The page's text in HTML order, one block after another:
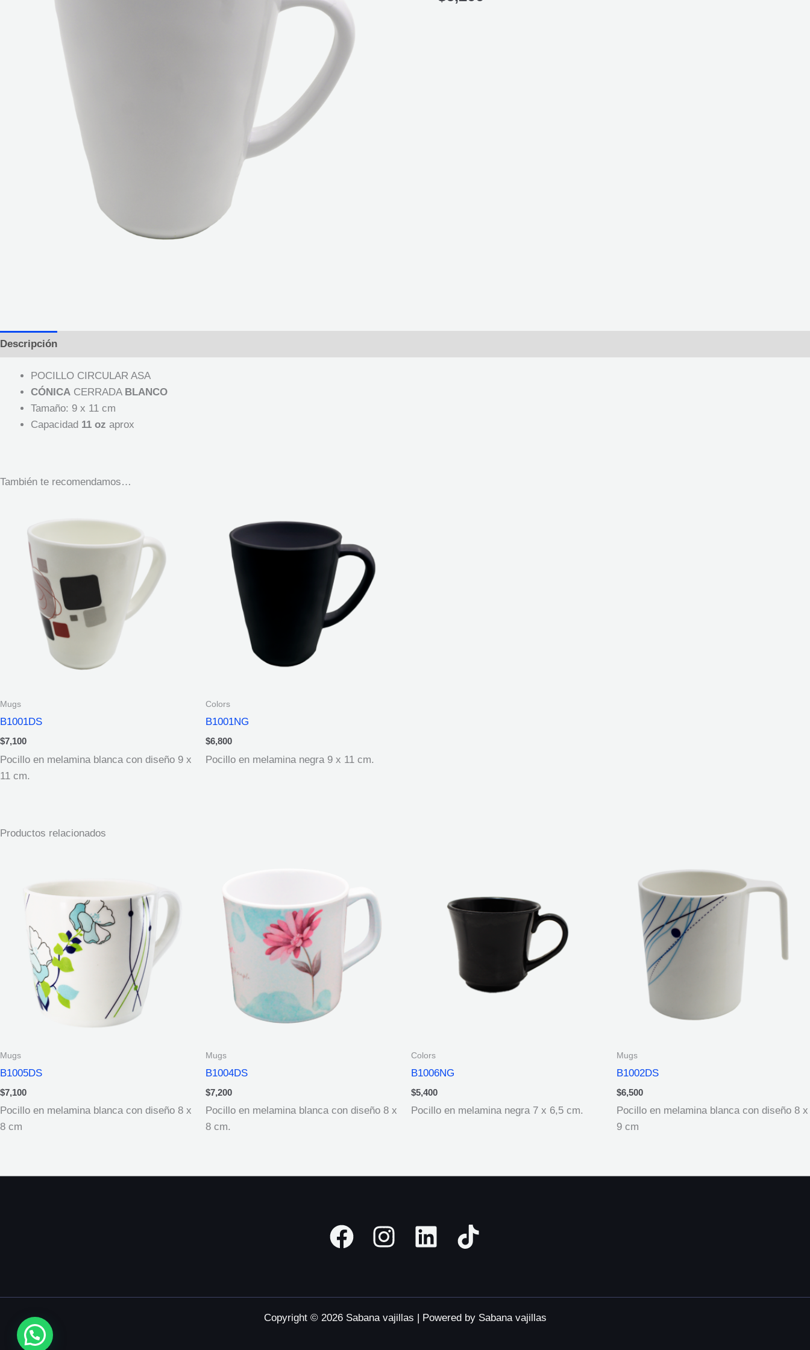
Descripción
POCILLO CIRCULAR ASA
CÓNICA CERRADA BLANCO
Tamaño: 9 x 11 cm
Capacidad 11 oz aprox
También te recomendamos…
Mugs
B1001DS
$7,100
Pocillo en melamina blanca con diseño 9 x
11 cm.
Colors
B1001NG
$6,800
Pocillo en melamina negra 9 x 11 cm.
Productos relacionados
Mugs
B1005DS
$7,100
Pocillo en melamina blanca con diseño 8 x
8 cm
Mugs
B1004DS
$7,200
Pocillo en melamina blanca con diseño 8 x
8 cm.
Colors
B1006NG
$5,400
Pocillo en melamina negra 7 x 6,5 cm.
Mugs
B1002DS
$6,500
Pocillo en melamina blanca con diseño 8 x
9 cm
Copyright © 2026 Sabana vajillas | Powered by Sabana vajillas